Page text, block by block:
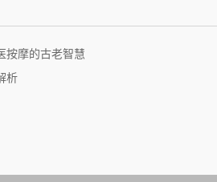
按摩的古老智慧
析